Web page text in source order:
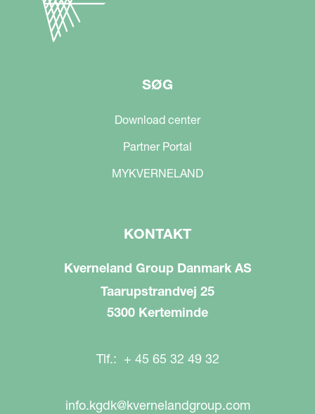
SØG
Download center
Partner Portal
MYKVERNELAND
KONTAKT
Kverneland Group Danmark AS
Taarupstrandvej 25
5300 Kerteminde
Tlf.: + 45 65 32 49 32
info.kgdk@kvernelandgroup.com